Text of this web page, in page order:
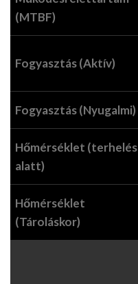
(MTBF)
Fogyasztás (Aktív)
Fogyasztás (Nyugalmi)
Hőmérséklet (terhelés
alatt)
Hőmérséklet
(Tároláskor)